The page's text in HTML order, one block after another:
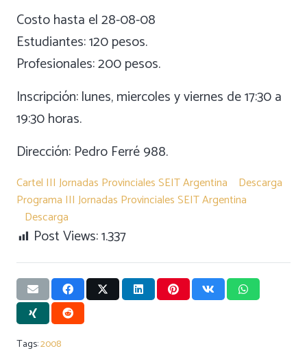
Costo hasta el 28-08-08
Estudiantes: 120 pesos.
Profesionales: 200 pesos.
Inscripción: lunes, miercoles y viernes de 17:30 a
19:30 horas.
Dirección: Pedro Ferré 988.
Cartel III Jornadas Provinciales SEIT Argentina
Descarga
Programa III Jornadas Provinciales SEIT Argentina
Descarga
Post Views:1.337
Tags:2008